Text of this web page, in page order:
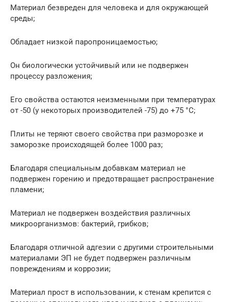
Материал безвреден для человека и для окружающей
среды;
Обладает низкой паропроницаемостью;
Он биологически устойчивый или не подвержен
процессу разложения;
Его свойства остаются неизменными при температурах
от -50 (у некоторых производителей -75) до +75 °С;
Плиты не теряют своего свойства при разморозке и
заморозке происходящей более 1000 раз;
Благодаря специальным добавкам материал не
подвержен горению и предотвращает распространение
пламени;
Материал не подвержен воздействия различных
микроорганизмов: бактерий, грибков;
Благодаря отличной адгезии с другими строительными
материалами ЭП не будет подвержен различным
повреждениям и коррозии;
Материал прост в использовании, к стенам крепится с